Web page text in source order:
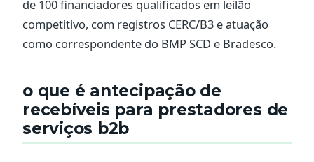
de 100 financiadores qualificados em leilão
competitivo, com registros CERC/B3 e atuação
como correspondente do BMP SCD e Bradesco.
o que é antecipação de
recebíveis para prestadores de
serviços b2b